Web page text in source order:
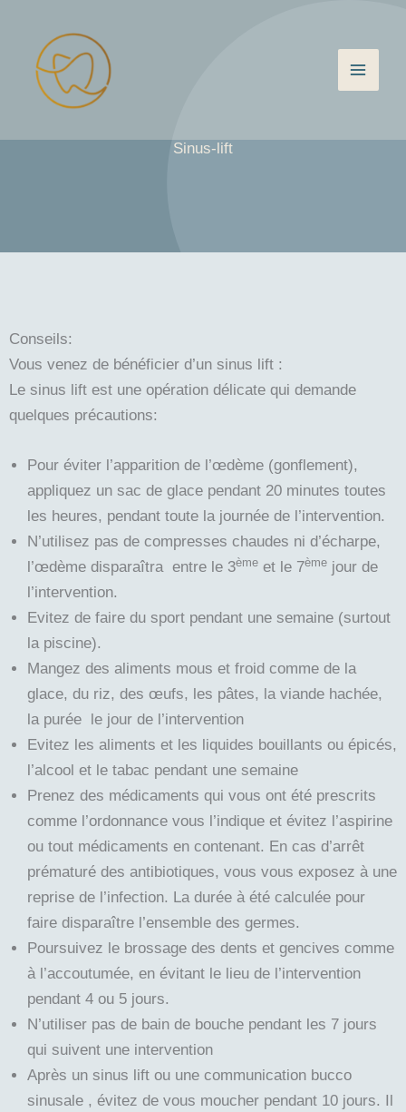
contenu
Sinus-lift
Conseils:
Vous venez de bénéficier d’un sinus lift :
Le sinus lift est une opération délicate qui demande
quelques précautions:
Pour éviter l’apparition de l’œdème (gonflement),
appliquez un sac de glace pendant 20 minutes toutes
les heures, pendant toute la journée de l’intervention.
N’utilisez pas de compresses chaudes ni d’écharpe,
l’œdème disparaîtra entre le 3ème et le 7ème jour de
l’intervention.
Evitez de faire du sport pendant une semaine (surtout
la piscine).
Mangez des aliments mous et froid comme de la
glace, du riz, des œufs, les pâtes, la viande hachée,
la purée le jour de l’intervention
Evitez les aliments et les liquides bouillants ou épicés,
l’alcool et le tabac pendant une semaine
Prenez des médicaments qui vous ont été prescrits
comme l’ordonnance vous l’indique et évitez l’aspirine
ou tout médicaments en contenant. En cas d’arrêt
prématuré des antibiotiques, vous vous exposez à une
reprise de l’infection. La durée à été calculée pour
faire disparaître l’ensemble des germes.
Poursuivez le brossage des dents et gencives comme
à l’accoutumée, en évitant le lieu de l’intervention
pendant 4 ou 5 jours.
N’utiliser pas de bain de bouche pendant les 7 jours
qui suivent une intervention
Après un sinus lift ou une communication bucco
sinusale , évitez de vous moucher pendant 10 jours. Il